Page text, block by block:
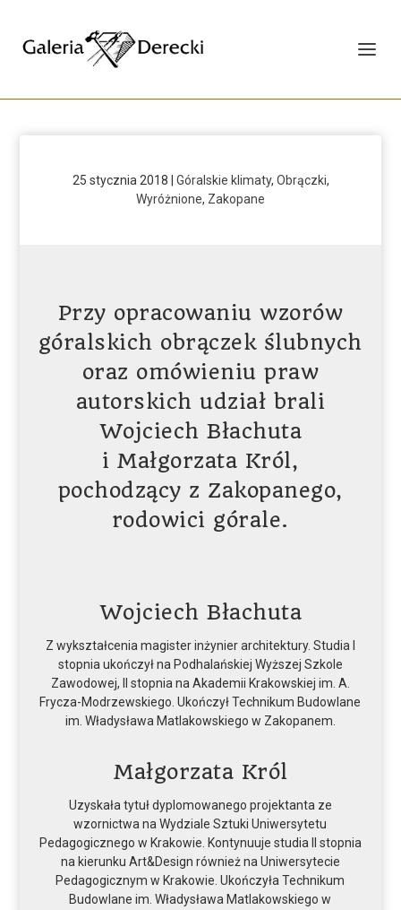
25 stycznia 2018 Góralskie klimaty, Obrączki,
Wyróżnione, Zakopane
Przy opracowaniu wzorów
góralskich obrączek ślubnych
oraz omówieniu praw
autorskich udział brali
Wojciech Błachuta
i Małgorzata Król,
pochodzący z Zakopanego,
rodowici górale.
Wojciech Błachuta
Z wykształcenia magister inżynier architektury. Studia I
stopnia ukończył na Podhalańskiej Wyższej Szkole
Zawodowej, II stopnia na Akademii Krakowskiej im. A.
Frycza-Modrzewskiego. Ukończył Technikum Budowlane
im. Władysława Matlakowskiego w Zakopanem.
Małgorzata Król
Uzyskała tytuł dyplomowanego projektanta ze
wzornictwa na Wydziale Sztuki Uniwersytetu
Pedagogicznego w Krakowie. Kontynuuje studia II stopnia
na kierunku Art&Design również na Uniwersytecie
Pedagogicznym w Krakowie. Ukończyła Technikum
Budowlane im. Władysława Matlakowskiego w